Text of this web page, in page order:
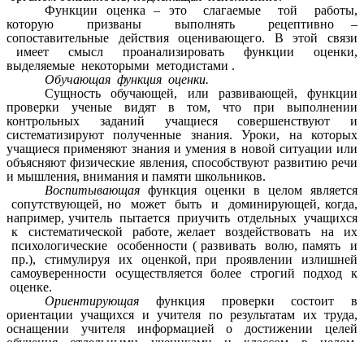
Функции оценка – это слагаемые той работы,
которую призваны выполнять рецептивно –
сопоставительные действия оценивающего. В этой связи
имеет смысл проанализировать функции оценки,
выделяемые некоторыми методистами .
Обучающая функция оценки.
Сущность обучающей, или развивающей, функции
проверки ученые видят в том, что при выполнении
контрольных заданий учащиеся совершенствуют и
систематизируют полученные знания. Уроки, на которых
учащиеся применяют знания и умения в новой ситуации или
объясняют физические явления, способствуют развитию речи
и мышления, внимания и памяти школьников.
Воспитывающаяфункция оценки в целом является
сопутствующей, но может быть и доминирующей, когда,
например, учитель пытается приучить отдельных учащихся
к систематической работе, желает воздействовать на их
психологические особенности ( развивать волю, память и
пр.), стимулируя их оценкой, при проявлении излишней
самоуверенности осуществляется более строгий подход к
оценке.
Ориентирующая функция проверки состоит в
ориентации учащихся и учителя по результатам их труда,
оснащении учителя информацией о достижении целей